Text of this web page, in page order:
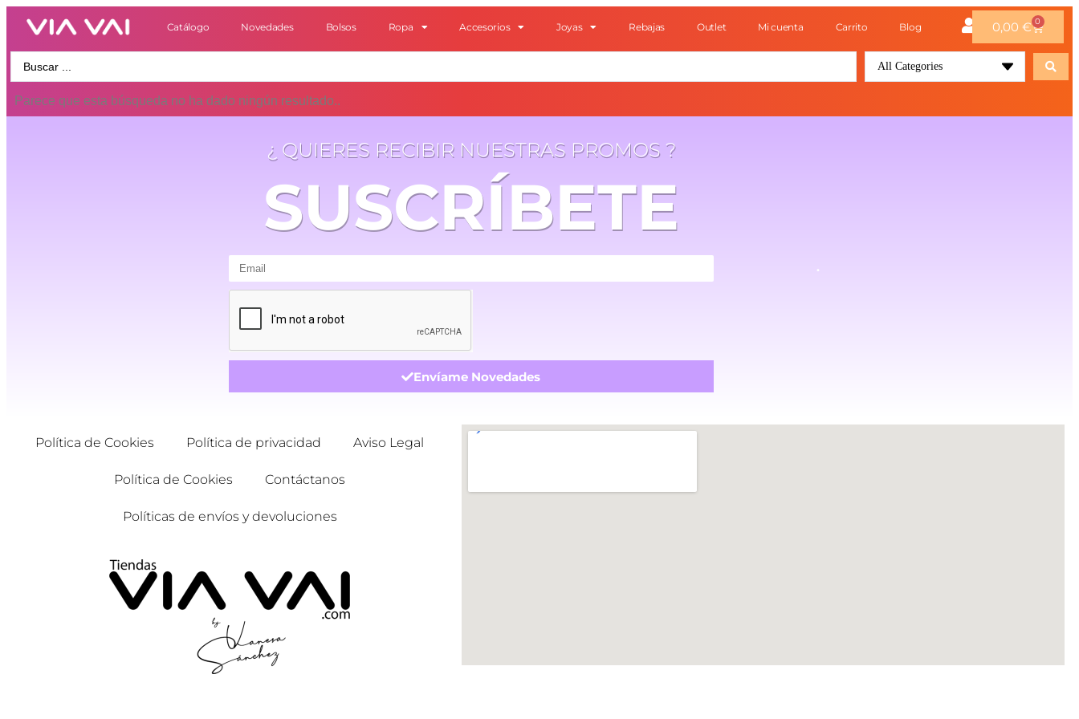
Catálogo Novedades Bolsos Ropa Accesorios Joyas Rebajas Outlet Mi cuenta Carrito Blog 0,00 € 0
All Categories
Parece que esta búsqueda no ha dado ningún resultado..
¿ QUIERES RECIBIR NUESTRAS PROMOS ?
SUSCRÍBETE
Envíame Novedades
.
Política de Cookies Política de privacidad Aviso Legal
Política de Cookies Contáctanos
Políticas de envíos y devoluciones